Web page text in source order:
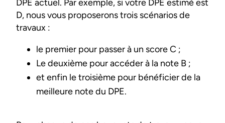
DPE actuel. Par exemple, si votre DPE estimé est
D, nous vous proposerons trois scénarios de
travaux :
le premier pour passer à un score C ;
Le deuxième pour accéder à la note B ;
et enfin le troisième pour bénéficier de la
meilleure note du DPE.